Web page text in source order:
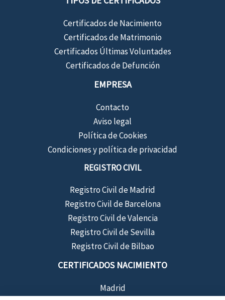
Certificados de Nacimiento
Certificados de Matrimonio
Certificados Últimas Voluntades
Certificados de Defunción
EMPRESA
Contacto
Aviso legal
Política de Cookies
Condiciones y política de privacidad
REGISTRO CIVIL
Registro Civil de Madrid
Registro Civil de Barcelona
Registro Civil de Valencia
Registro Civil de Sevilla
Registro Civil de Bilbao
CERTIFICADOS NACIMIENTO
Madrid